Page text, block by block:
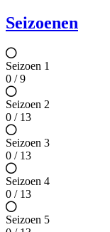
Seizoenen
Seizoen 1
0 / 9
Seizoen 2
0 / 13
Seizoen 3
0 / 13
Seizoen 4
0 / 13
Seizoen 5